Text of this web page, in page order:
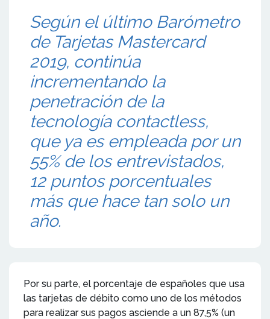
Según el último Barómetro
de Tarjetas Mastercard
2019, continúa
incrementando la
penetración de la
tecnología contactless,
que ya es empleada por un
55% de los entrevistados,
12 puntos porcentuales
más que hace tan solo un
año.
Por su parte, el porcentaje de españoles que usa
las tarjetas de débito como uno de los métodos
para realizar sus pagos asciende a un 87,5% (un